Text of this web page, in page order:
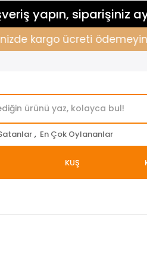
yapın, siparişiniz
kargo ücreti ödemeyin.
, En Çok Oylananlar
KUŞ